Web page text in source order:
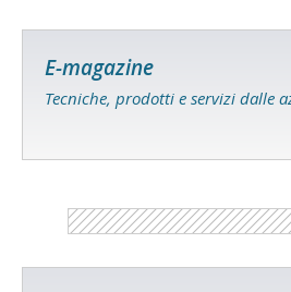
E-magazine
Tecniche, prodotti e servizi dalle